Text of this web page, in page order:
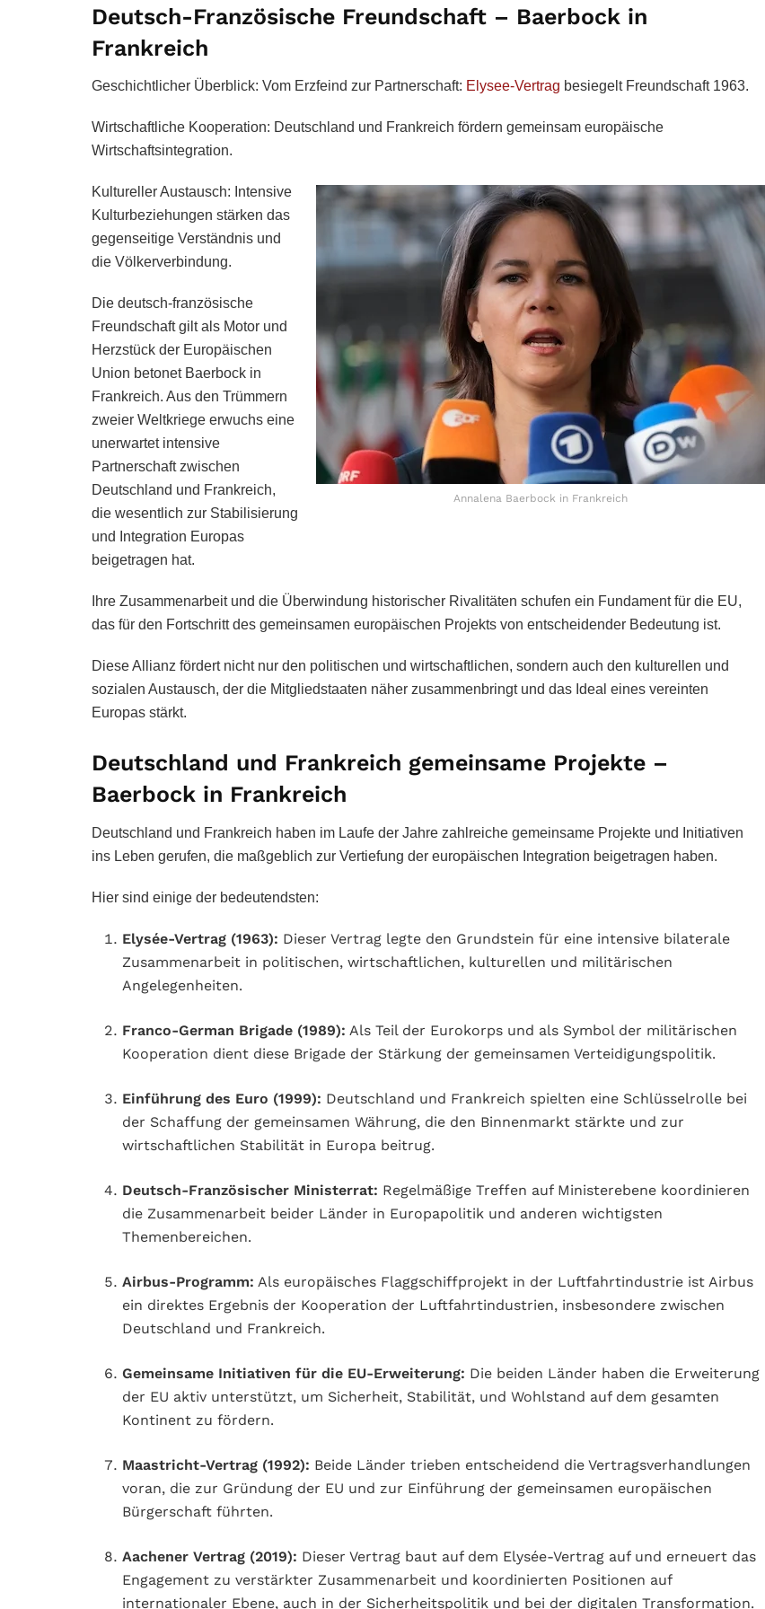
Deutsch-Französische Freundschaft – Baerbock in
Frankreich
Geschichtlicher Überblick: Vom Erzfeind zur Partnerschaft: Elysee-Vertrag besiegelt Freundschaft 1963.
Wirtschaftliche Kooperation: Deutschland und Frankreich fördern gemeinsam europäische
Wirtschaftsintegration.
Annalena Baerbock in Frankreich
Kultureller Austausch: Intensive
Kulturbeziehungen stärken das
gegenseitige Verständnis und
die Völkerverbindung.
Die deutsch-französische
Freundschaft gilt als Motor und
Herzstück der Europäischen
Union betonet Baerbock in
Frankreich. Aus den Trümmern
zweier Weltkriege erwuchs eine
unerwartet intensive
Partnerschaft zwischen
Deutschland und Frankreich,
die wesentlich zur Stabilisierung
und Integration Europas
beigetragen hat.
Ihre Zusammenarbeit und die Überwindung historischer Rivalitäten schufen ein Fundament für die EU,
das für den Fortschritt des gemeinsamen europäischen Projekts von entscheidender Bedeutung ist.
Diese Allianz fördert nicht nur den politischen und wirtschaftlichen, sondern auch den kulturellen und
sozialen Austausch, der die Mitgliedstaaten näher zusammenbringt und das Ideal eines vereinten
Europas stärkt.
Deutschland und Frankreich gemeinsame Projekte –
Baerbock in Frankreich
Deutschland und Frankreich haben im Laufe der Jahre zahlreiche gemeinsame Projekte und Initiativen
ins Leben gerufen, die maßgeblich zur Vertiefung der europäischen Integration beigetragen haben.
Hier sind einige der bedeutendsten:
Elysée-Vertrag (1963): Dieser Vertrag legte den Grundstein für eine intensive bilaterale
Zusammenarbeit in politischen, wirtschaftlichen, kulturellen und militärischen
Angelegenheiten.
Franco-German Brigade (1989): Als Teil der Eurokorps und als Symbol der militärischen
Kooperation dient diese Brigade der Stärkung der gemeinsamen Verteidigungspolitik.
Einführung des Euro (1999): Deutschland und Frankreich spielten eine Schlüsselrolle bei
der Schaffung der gemeinsamen Währung, die den Binnenmarkt stärkte und zur
wirtschaftlichen Stabilität in Europa beitrug.
Deutsch-Französischer Ministerrat: Regelmäßige Treffen auf Ministerebene koordinieren
die Zusammenarbeit beider Länder in Europapolitik und anderen wichtigsten
Themenbereichen.
Airbus-Programm: Als europäisches Flaggschiffprojekt in der Luftfahrtindustrie ist Airbus
ein direktes Ergebnis der Kooperation der Luftfahrtindustrien, insbesondere zwischen
Deutschland und Frankreich.
Gemeinsame Initiativen für die EU-Erweiterung: Die beiden Länder haben die Erweiterung
der EU aktiv unterstützt, um Sicherheit, Stabilität, und Wohlstand auf dem gesamten
Kontinent zu fördern.
Maastricht-Vertrag (1992): Beide Länder trieben entscheidend die Vertragsverhandlungen
voran, die zur Gründung der EU und zur Einführung der gemeinsamen europäischen
Bürgerschaft führten.
Aachener Vertrag (2019): Dieser Vertrag baut auf dem Elysée-Vertrag auf und erneuert das
Engagement zu verstärkter Zusammenarbeit und koordinierten Positionen auf
internationaler Ebene, auch in der Sicherheitspolitik und bei der digitalen Transformation.